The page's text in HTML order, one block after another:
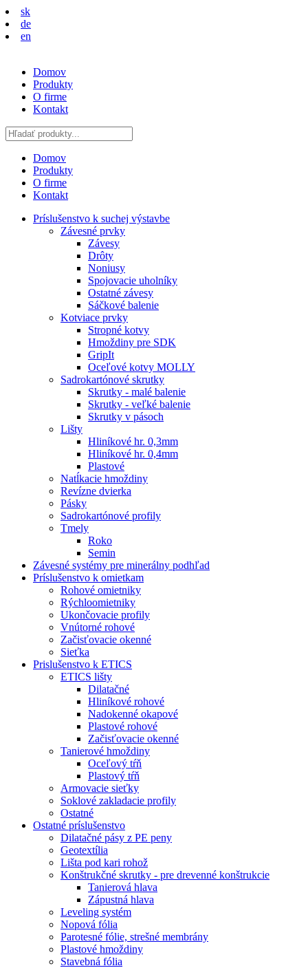
sk
de
en
Domov
Produkty
O firme
Kontakt
Domov
Produkty
O firme
Kontakt
Príslušenstvo k suchej výstavbe
Závesné prvky
Závesy
Drôty
Noniusy
Spojovacie uholníky
Ostatné závesy
Sáčkové balenie
Kotviace prvky
Stropné kotvy
Hmoždiny pre SDK
GripIt
Oceľové kotvy MOLLY
Sadrokartónové skrutky
Skrutky - malé balenie
Skrutky - veľké balenie
Skrutky v pásoch
Lišty
Hliníkové hr. 0,3mm
Hliníkové hr. 0,4mm
Plastové
Natĺkacie hmoždiny
Revízne dvierka
Pásky
Sadrokartónové profily
Tmely
Roko
Semin
Závesné systémy pre minerálny podhľad
Príslušenstvo k omietkam
Rohové omietniky
Rýchloomietniky
Ukončovacie profily
Vnútorné rohové
Začisťovacie okenné
Sieťka
Prislušenstvo k ETICS
ETICS lišty
Dilatačné
Hliníkové rohové
Nadokenné okapové
Plastové rohové
Začisťovacie okenné
Tanierové hmoždiny
Oceľový tŕň
Plastový tŕň
Armovacie sieťky
Soklové zakladacie profily
Ostatné
Ostatné príslušenstvo
Dilatačné pásy z PE peny
Geotextília
Lišta pod kari rohož
Konštrukčné skrutky - pre drevenné konštrukcie
Tanierová hlava
Zápustná hlava
Leveling systém
Nopová fólia
Parotesné fólie, strešné membrány
Plastové hmoždiny
Stavebná fólia